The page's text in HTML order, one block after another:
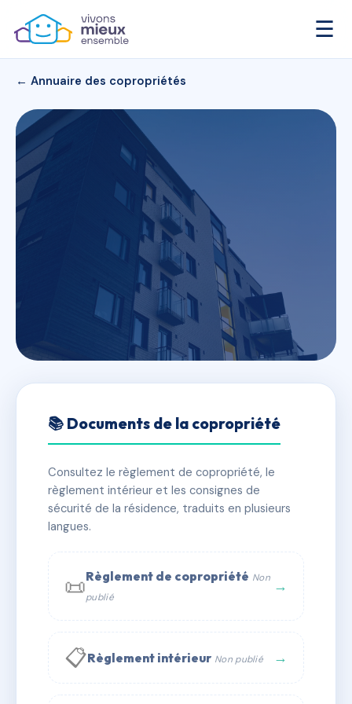
☰
← Annuaire des copropriétés
SDC LE PARC CHAZIERE
✓ Immatriculée 🏠 52 lots 🏗 2 bâtiment(s)
📞 Contacter Syndic Digital
📚 Documents de la copropriété
Consultez le règlement de copropriété, le
règlement intérieur et les consignes de
sécurité de la résidence, traduits en plusieurs
langues.
📜Règlement de copropriété Non
publié
→
📋Règlement intérieur Non publié →